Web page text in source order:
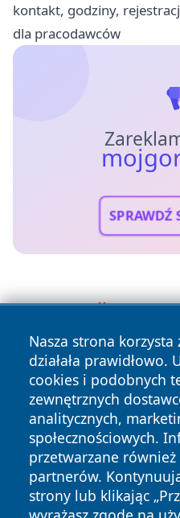
kontakt, godziny,
dla pracodawców
SPRAWDŹ
Nasza strona
działała prawidłowo.
cookies i podobnych
zewnętrznych
analitycznych,
społecznościowych.
przetwarzane również
partnerów.
strony lub klikając
Copyright © 2026